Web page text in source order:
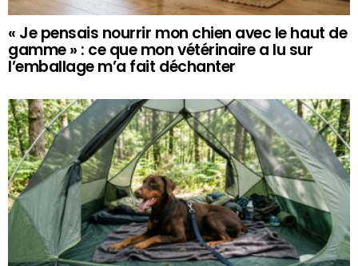
« Je pensais nourrir mon chien avec le haut de
gamme » : ce que mon vétérinaire a lu sur
l’emballage m’a fait déchanter